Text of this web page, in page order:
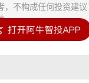
不构成任何投资建议
。